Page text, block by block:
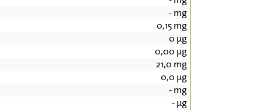
-mg
0,15mg
0 µg
0,00 µg
21,0 mg
0,0 µg
-mg
-µg